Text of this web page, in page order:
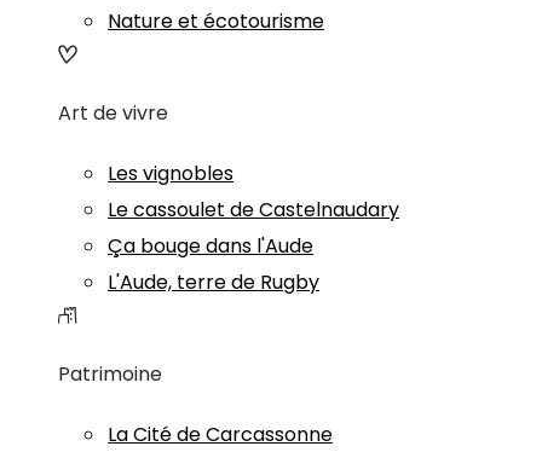
Nature et écotourisme
Art de vivre
Les vignobles
Le cassoulet de Castelnaudary
Ça bouge dans l'Aude
L'Aude, terre de Rugby
Patrimoine
La Cité de Carcassonne